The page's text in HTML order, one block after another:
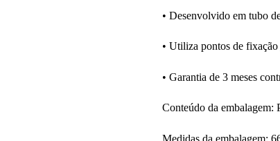
• Desenvolvido em tubo
• Utiliza pontos de
• Garantia de 3 meses
Conteúdo da embalagem:
Medidas da embalagem: